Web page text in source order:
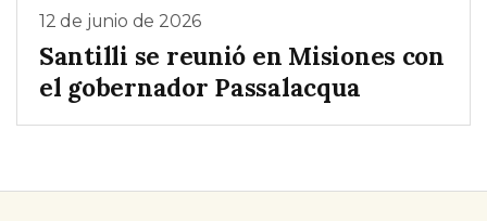
12 de junio de 2026
Santilli se reunió en Misiones con
el gobernador Passalacqua